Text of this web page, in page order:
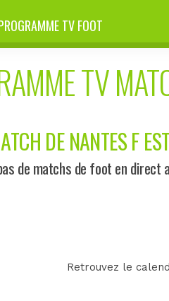
TV FOOT
TV
DE NANTES F
de matchs de foot en direct
Retrouvez le